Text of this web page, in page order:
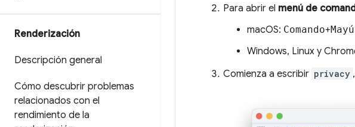
Renderización
Descripción general
Cómo descubrir problemas
relacionados con el
rendimiento de la
Para abrir el menú de
macOS: Comando+
Windows, Linux y
Comienza a escribir privacy